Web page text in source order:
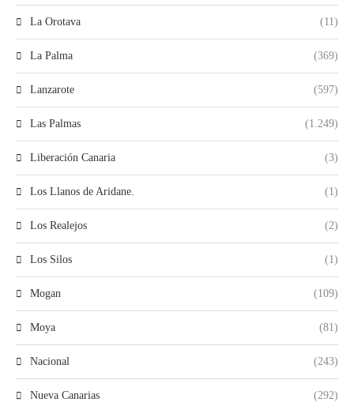
La Orotava (11)
La Palma (369)
Lanzarote (597)
Las Palmas (1.249)
Liberación Canaria (3)
Los Llanos de Aridane. (1)
Los Realejos (2)
Los Silos (1)
Mogan (109)
Moya (81)
Nacional (243)
Nueva Canarias (292)